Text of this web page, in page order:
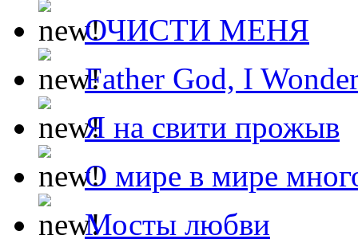
ОЧИСТИ МЕНЯ
Father God, I
Я на свити прожыв
О мире в мире
Мосты любви